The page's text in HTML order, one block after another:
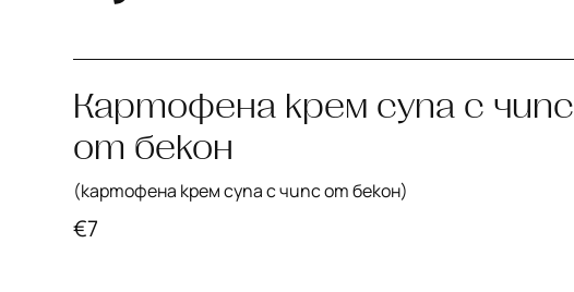
Картофена крем супа с чипс
от бекон
(картофена крем супа с чипс от бекон)
€7